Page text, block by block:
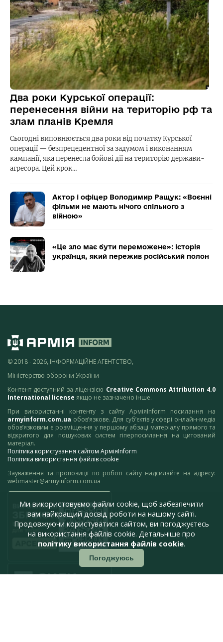
Два роки Курської операції:
перенесення війни на територію рф та
злам планів Кремля
Сьогодні виповнюється два роки від початку Курської
операції — безпрецедентної за задумом і виконанням
кампанії, яка перенесла бойові дії на територію держави-
агресора. Цей крок…
Актор і офіцер Володимир Ращук: «Воєнні
фільми не мають нічого спільного з
війною»
«Це зло має бути переможене»: історія
українця, який пережив російський полон
© 2018 - 2026, ІНФОРМАЦІЙНЕ АГЕНТСТВО,
Міністерство оборони України
Контент доступний за ліцензією Creative Commons Attribution 4.0
International license якщо не зазначено інше.
При використанні контенту з сайту АрміяInform посилання на
armyinform.com.ua обов’язкове. Для суб’єктів у сфері онлайн-медіа
обов’язковим є розміщення у першому абзаці матеріалу прямого та
відкритого для пошукових систем гіперпосилання на цитований
матеріал.
Політика користування сайтом АрміяInform
Політика використання файлів cookie
Зауваження та пропозиції по роботі сайту надсилайте на адресу:
webmaster@armyinform.com.ua
Ми використовуємо файли cookie, щоб забезпечити
вам найкращий досвід роботи на нашому сайті.
Продовжуючи користуватися сайтом, ви погоджуєтесь
на використання файлів cookie. Детальніше про
політику використання файлів cookie.
Погоджуюсь